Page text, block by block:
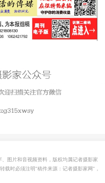
图片和音视频资料，版权均属记者摄影家
载时必须注明"稿件来源：记者摄影家网"，